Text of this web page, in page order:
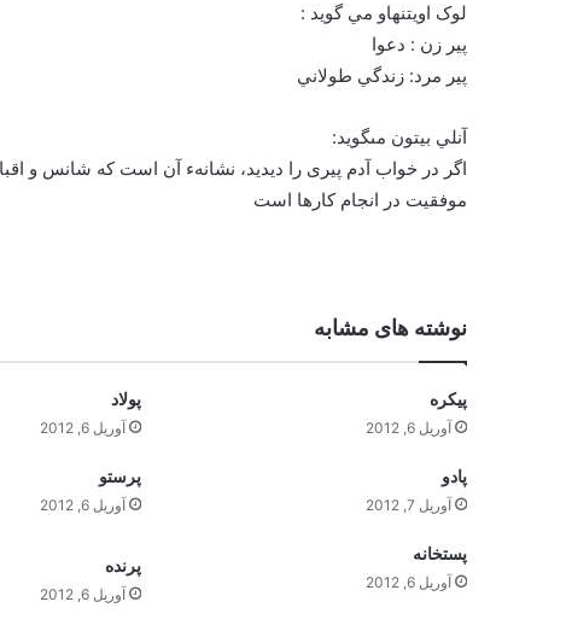
لوک اويتنهاو مي گويد :
پير زن : دعوا
پير مرد: زندگي طولاني
آنلي بيتون مى‏گويد:
اگر در خواب آدم پيرى را ديديد، نشانه‏ء آن است كه شانس و
موفقيت در انجام كارها است
نوشته های مشابه
پيکره
آوریل 6, 2012
پولاد
آوریل 6, 2012
پادو
آوریل 7, 2012
پرستو
آوریل 6, 2012
پستخانه
آوریل 6, 2012
پرنده
آوریل 6, 2012